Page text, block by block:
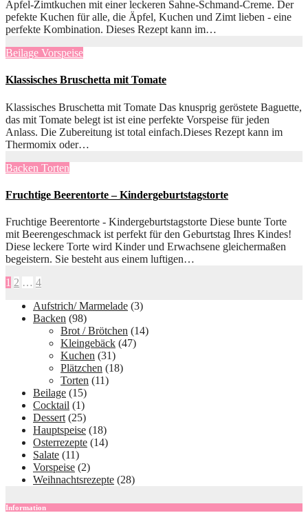
Apfel-Zimtkuchen mit einer leckeren Sahne-Schmand-Creme. Der
pefekte Kuchen für alle, die Äpfel, Kuchen und Zimt lieben - eine
perfekte Kombination. Dieses Rezept kann im…
Beilage Vorspeise
Klassisches Bruschetta mit Tomate
Klassisches Bruschetta mit Tomate Das knusprig geröstete Baguette,
das mit Tomate belegt ist ist eine perfekte Vorspeise für jeden
Anlass. Die Zubereitung ist total einfach.Dieses Rezept kann im
Thermomix oder…
Backen Torten
Fruchtige Beerentorte – Kindergeburtstagstorte
Fruchtige Beerentorte - Kindergeburtstagstorte Diese bunte Torte
mit Beerengeschmack ist perfekt für den Geburtstag Ihres Kindes!
Diese leckere Torte wird Kinder und Erwachsene gleichermaßen
begeistern. Sie besteht aus einem luftigen…
Seitennummerierung
der
Beiträge
1 2 … 4
Aufstrich/ Marmelade (3)
Backen (98)
Brot / Brötchen (14)
Kleingebäck (47)
Kuchen (31)
Plätzchen (18)
Torten (11)
Beilage (15)
Cocktail (1)
Dessert (25)
Hauptspeise (18)
Osterrezepte (14)
Salate (11)
Vorspeise (2)
Weihnachtsrezepte (28)
Information